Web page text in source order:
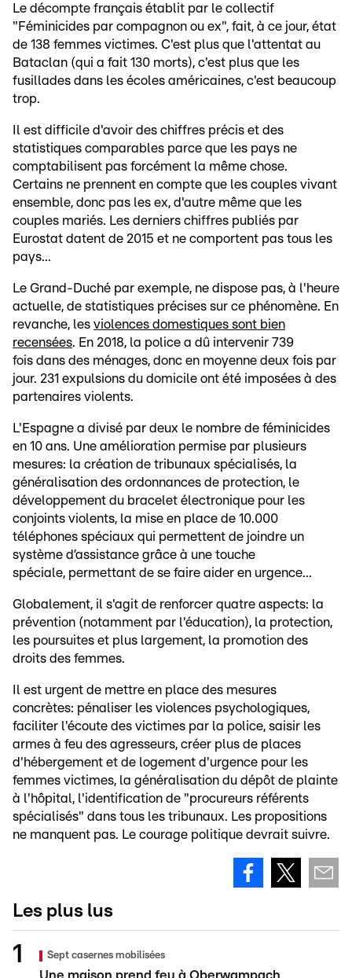
Le décompte français établit par le collectif
"Féminicides par compagnon ou ex", fait, à ce jour, état
de 138 femmes victimes. C'est plus que l'attentat au
Bataclan (qui a fait 130 morts), c'est plus que les
fusillades dans les écoles américaines, c'est beaucoup
trop.
Il est difficile d'avoir des chiffres précis et des
statistiques comparables parce que les pays ne
comptabilisent pas forcément la même chose.
Certains ne prennent en compte que les couples vivant
ensemble, donc pas les ex, d'autre même que les
couples mariés. Les derniers chiffres publiés par
Eurostat datent de 2015 et ne comportent pas tous les
pays...
Le Grand-Duché par exemple, ne dispose pas, à l'heure
actuelle, de statistiques précises sur ce phénomène. En
revanche, les violences domestiques sont bien
recensées. En 2018, la police a dû intervenir 739
fois dans des ménages, donc en moyenne deux fois par
jour. 231 expulsions du domicile ont été imposées à des
partenaires violents.
L'Espagne a divisé par deux le nombre de féminicides
en 10 ans. Une amélioration permise par plusieurs
mesures: la création de tribunaux spécialisés, la
généralisation des ordonnances de protection, le
développement du bracelet électronique pour les
conjoints violents, la mise en place de 10.000
téléphones spéciaux qui permettent de joindre un
système d’assistance grâce à une touche
spéciale, permettant de se faire aider en urgence...
Globalement, il s'agit de renforcer quatre aspects: la
prévention (notamment par l'éducation), la protection,
les poursuites et plus largement, la promotion des
droits des femmes.
Il est urgent de mettre en place des mesures
concrètes: pénaliser les violences psychologiques,
faciliter l'écoute des victimes par la police, saisir les
armes à feu des agresseurs, créer plus de places
d'hébergement et de logement d'urgence pour les
femmes victimes, la généralisation du dépôt de plainte
à l'hôpital, l'identification de "procureurs référents
spécialisés" dans tous les tribunaux. Les propositions
ne manquent pas. Le courage politique devrait suivre.
Les plus lus
Sept casernes mobilisées
Une maison prend feu à Oberwampach